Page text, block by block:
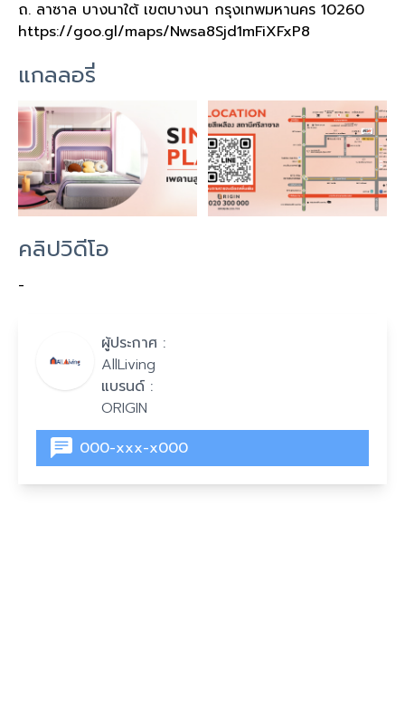
ถ. ลาซาล บางนาใต้ เขตบางนา กรุงเทพมหานคร 10260
https://goo.gl/maps/Nwsa8Sjd1mFiXFxP8
แกลลอรี่
คลิปวิดีโอ
-
ผู้ประกาศ :
AllLiving
แบรนด์ :
ORIGIN
000-xxx-x000